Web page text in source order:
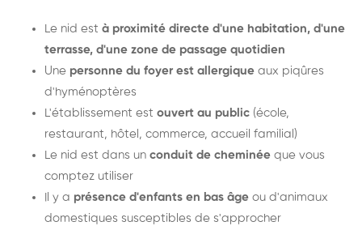
Le nid est à proximité directe d'une habitation, d'une
terrasse, d'une zone de passage quotidien
Une personne du foyer est allergique aux piqûres
d'hyménoptères
L'établissement est ouvert au public (école,
restaurant, hôtel, commerce, accueil familial)
Le nid est dans un conduit de cheminée que vous
comptez utiliser
Il y a présence d'enfants en bas âge ou d'animaux
domestiques susceptibles de s'approcher